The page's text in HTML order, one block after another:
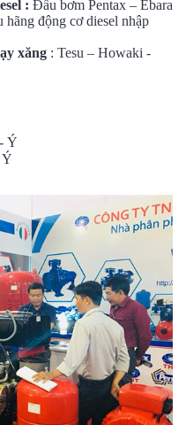
: Đầu bơm Pentax – Ebara
động cơ diesel nhập
xăng : Tesu – Howaki -
- Ý